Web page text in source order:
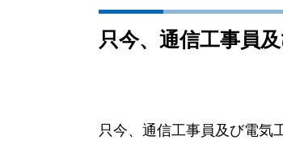
只今、通信工事員
只今、通信工事員及び電気